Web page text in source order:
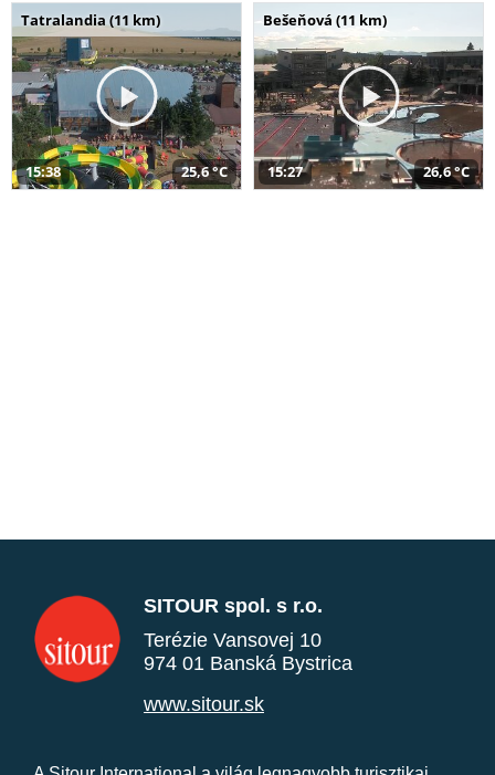
Tatralandia (11 km)
15:38 25,6 °C
Bešeňová (11 km)
15:27 26,6 °C
SITOUR spol. s r.o.
Terézie Vansovej 10
974 01 Banská Bystrica
www.sitour.sk